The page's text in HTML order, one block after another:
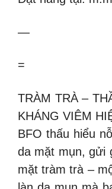
—
=
TRÀM TRÀ –
KHÁNG VIÊM
BFO thấu hiểu
da mặt mụn, gửi
mặt tràm trà –